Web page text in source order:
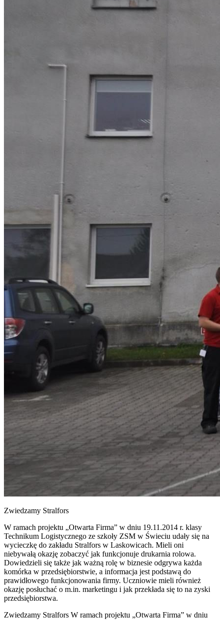
Zwiedzamy Stralfors
W ramach projektu „Otwarta Firma” w dniu 19.11.2014 r. klasy
Technikum Logistycznego ze szkoły ZSM w Świeciu udały się na
wycieczkę do zakładu Stralfors w Laskowicach. Mieli oni
niebywałą okazję zobaczyć jak funkcjonuje drukarnia rolowa.
Dowiedzieli się także jak ważną rolę w biznesie odgrywa każda
komórka w przedsiębiorstwie, a informacja jest podstawą do
prawidłowego funkcjonowania firmy. Uczniowie mieli również
okazję posłuchać o m.in. marketingu i jak przekłada się to na zyski
przedsiębiorstwa.
Zwiedzamy Stralfors W ramach projektu „Otwarta Firma” w dniu